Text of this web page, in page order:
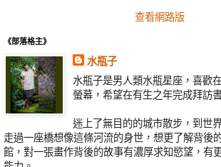
查看網路版
《部落格主》
水瓶子
水瓶子是男人類水瓶星座，喜歡
螢幕，希望在有生之年完成拜訪
迷上了無目的的城市散步，到世
走過一座橋想像這條河流的身世，想更了解背後
館，對一張畫作背後的故事有濃厚求知慾望，有